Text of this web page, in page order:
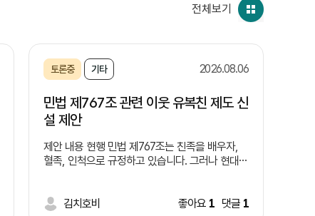
토론중 기타 2026.08.06
민법 제767조 관련 이웃 유복친 제도 신
설 제안
제안 내용 현행 민법 제767조는 친족을 배우자,
혈족, 인척으로 규정하고 있습니다. 그러나 현대사
정한 요건을 갖춘 이웃을 '유복친'으로 인정하는
김치호비 좋아요 1 댓글 1
전체보기